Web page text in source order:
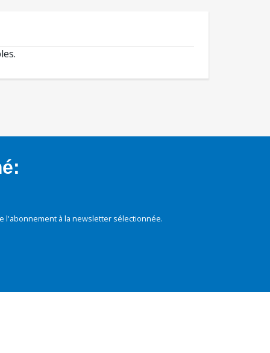
à la newsletter sélectionnée.